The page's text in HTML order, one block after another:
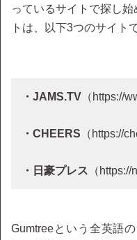
っているサイトで探し
トは、以下3つのサイト
・JAMS.TV （https://
・CHEERS （https://
・日豪プレス （
Gumtreeという全英語